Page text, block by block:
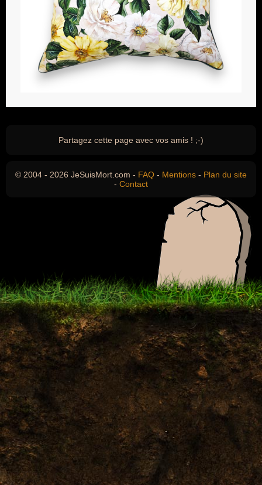
Partagez cette page avec vos amis ! ;-)
© 2004 - 2026 JeSuisMort.com - FAQ - Mentions - Plan du site
- Contact